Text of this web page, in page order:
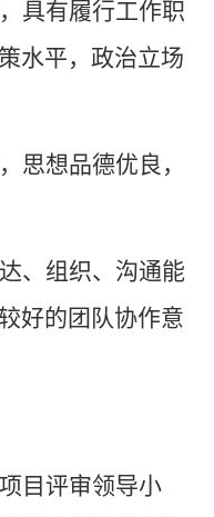
具有履行工作职
水平，政治立场
思想品德优良，
、组织、沟通能
好的团队协作意
目评审领导小